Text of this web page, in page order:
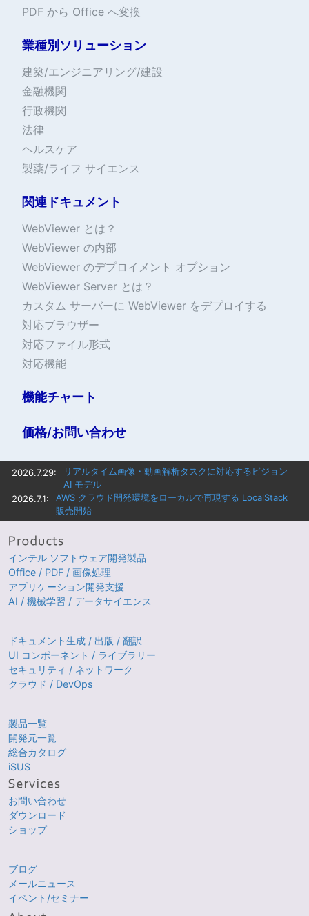
PDF から Office へ変換
業種別ソリューション
建築/エンジニアリング/建設
金融機関
行政機関
法律
ヘルスケア
製薬/ライフ サイエンス
関連ドキュメント
WebViewer とは？
WebViewer の内部
WebViewer のデプロイメント オプション
WebViewer Server とは？
カスタム サーバーに WebViewer をデプロイする
対応ブラウザー
対応ファイル形式
対応機能
機能チャート
価格/お問い合わせ
2026.7.29:
リアルタイム画像・動画解析タスクに対応するビジョン
AI モデル
2026.7.1:
AWS クラウド開発環境をローカルで再現する LocalStack
販売開始
インテル ソフトウェア開発製品
Office / PDF / 画像処理
アプリケーション開発支援
AI / 機械学習 / データサイエンス
ドキュメント生成 / 出版 / 翻訳
UI コンポーネント / ライブラリー
セキュリティ / ネットワーク
クラウド / DevOps
製品一覧
開発元一覧
総合カタログ
iSUS
お問い合わせ
ダウンロード
ショップ
ブログ
メールニュース
イベント/セミナー